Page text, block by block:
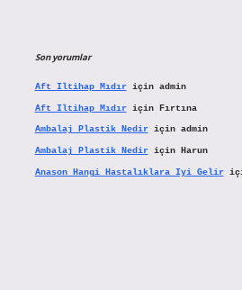
Son yorumlar
Aft Iltihap Mıdıriçin admin
Aft Iltihap Mıdıriçin Fırtına
Ambalaj Plastik Nediriçin admin
Ambalaj Plastik Nediriçin Harun
Anason Hangi Hastalıklara Iyi Gelir